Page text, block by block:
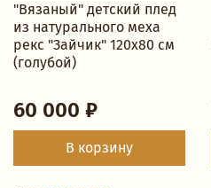
"Вязаный" детский плед
из натурального меха
рекс "Зайчик" 120х80 см
(голубой)
60 000 ₽
В корзину